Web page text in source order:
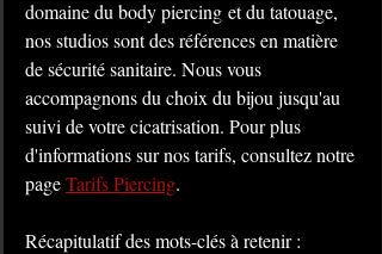
domaine du body piercing et du tatouage,
nos studios sont des références en matière
de sécurité sanitaire. Nous vous
accompagnons du choix du bijou jusqu'au
suivi de votre cicatrisation. Pour plus
d'informations sur nos tarifs, consultez notre
page Tarifs Piercing.
Récapitulatif des mots-clés à retenir :